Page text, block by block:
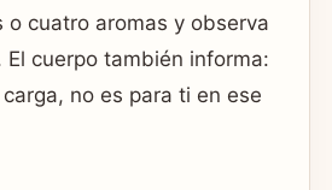
o cuatro aromas y observa
cuerpo también informa:
no es para ti en ese